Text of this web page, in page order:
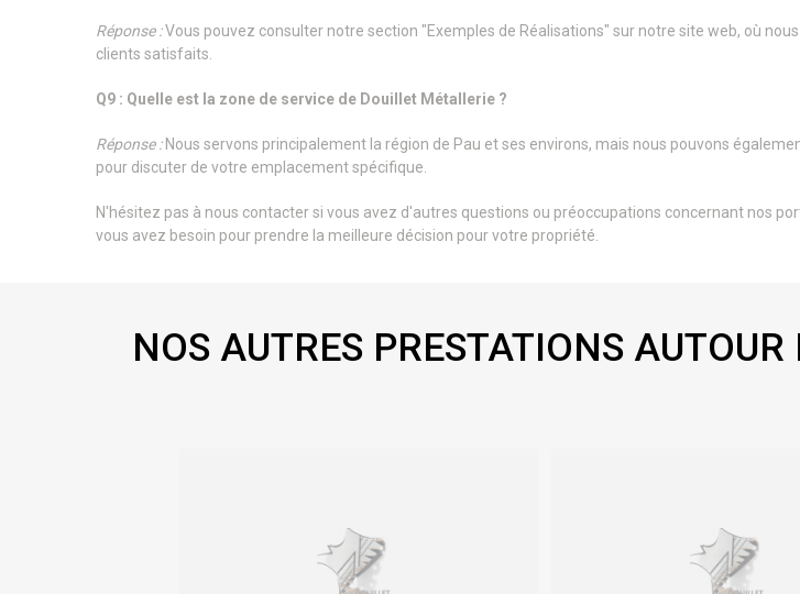
Réponse :Vous pouvez consulter notre section "Exemples de Réalisations" sur notre site web, où
clients satisfaits.
Q9 : Quelle est la zone de service de Douillet Métallerie ?
Réponse :Nous servons principalement la région de Pau et ses environs, mais nous pouvons
pour discuter de votre emplacement spécifique.
N'hésitez pas à nous contacter si vous avez d'autres questions ou préoccupations concernant nos
vous avez besoin pour prendre la meilleure décision pour votre propriété.
NOS AUTRES PRESTATIONS